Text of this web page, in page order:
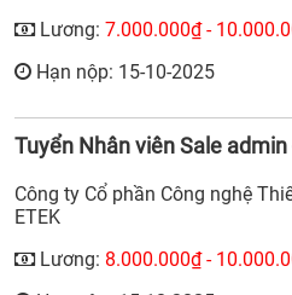
Lương: 7.000.000₫ -
Hạn nộp: 15-10-2025
Tuyển Nhân viên Sale
Công ty Cổ phần Công nghệ
ETEK
Lương: 8.000.000₫ -